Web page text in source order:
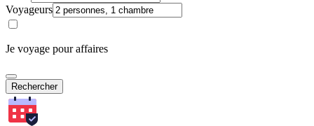
Voyageurs
Je voyage pour affaires
Rechercher